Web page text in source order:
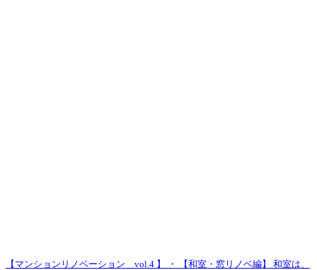
【マンションリノベーション vol.4 】 ・ 【和室・窓リノベ編】 和室は、